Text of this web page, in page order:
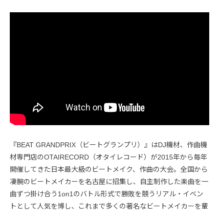
『BEAT GRANDPRIX（ビートグランプリ）』はDJ機材、作曲機
材専門店のOTAIRECORD（オタイレコード）が2015年から毎年
開催してきた日本最大級のビートメイク、作曲の大会。全国から
凄腕のビートメイカーを名古屋に招集し、自主制作した楽曲を一
曲ずつ掛け合う1on1のバトル形式で勝敗を競うリアル・イベン
トとして人気を博し、これまで多くの著名なビートメイカーを輩